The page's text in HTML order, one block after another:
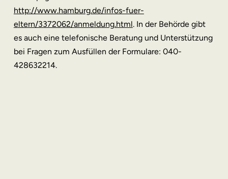
http://www.hamburg.de/infos-fuer-
eltern/3372062/anmeldung.html. In der Behörde gibt
es auch eine telefonische Beratung und Unterstützung
bei Fragen zum Ausfüllen der Formulare: 040-
428632214.